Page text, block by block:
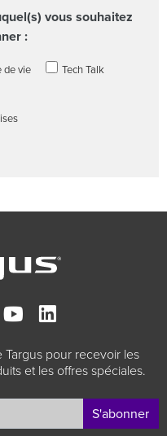
vous souhaitez
:
de vie Tech Talk
pour recevoir les
et les offres spéciales.
S'abonner